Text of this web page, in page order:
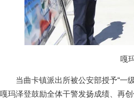
嘎玛
当曲卡镇派出所被公安部授予“一级
嘎玛泽登鼓励全体干警发扬成绩、再